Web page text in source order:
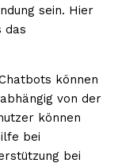
sein. Hier
das
können
von der
können
bei
bei